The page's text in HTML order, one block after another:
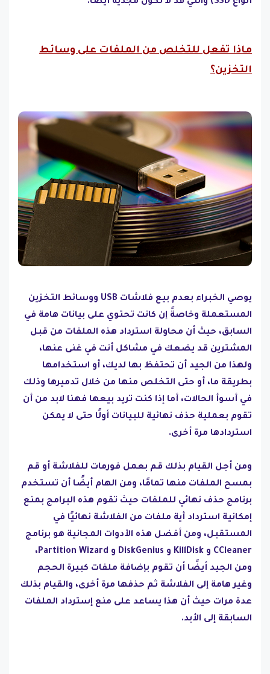
أنواع SSD) والتي قد لا تكون مجدية أيضًا.
ماذا تفعل للتخلص من الملفات على وسائط
التخزين؟
يوصي الخبراء بعدم بيع فلاشات USB ووسائط التخزين
المستعملة وخاصةً إن كانت تحتوي على بيانات هامة في
السابق، حيث أن محاولة استرداد هذه الملفات من قبل
المشترين قد يضعك في مشاكل أنت في غنى عنها،
ولهذا من الجيد أن تحتفظ بها لديك، أو استخدامها
بطريقة ما، أو حتى التخلص منها من خلال تدميرها وذلك
في أسوأ الحالات، أما إذا كنت تريد بيعها فهنا لابد من أن
تقوم بعملية حذف نهائية للبيانات أولًا حتى لا يمكن
استردادها مرة أخرى.
ومن أجل القيام بذلك قم بعمل فورمات للفلاشة أو قم
بمسح الملفات منها تمامًا، ومن الهام أيضًا أن تستخدم
برنامج حذف نهائي للملفات حيث تقوم هذه البرامج بمنع
إمكانية استرداد أية ملفات من الفلاشة نهائيًا في
المستقبل، ومن أفضل هذه الأدوات المجانية هو برنامج
CCleaner و KillDisk و DiskGenius و Partition Wizard،
ومن الجيد أيضًا أن تقوم بإضافة ملفات كبيرة الحجم
وغير هامة إلى الفلاشة ثم حذفها مرة أخرى، والقيام بذلك
عدة مرات حيث أن هذا يساعد على منع إسترداد الملفات
السابقة إلى الأبد.